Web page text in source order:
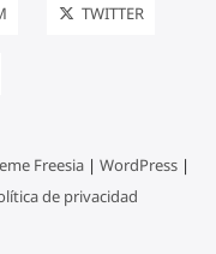
TWITTER
Freesia| WordPress|
de privacidad